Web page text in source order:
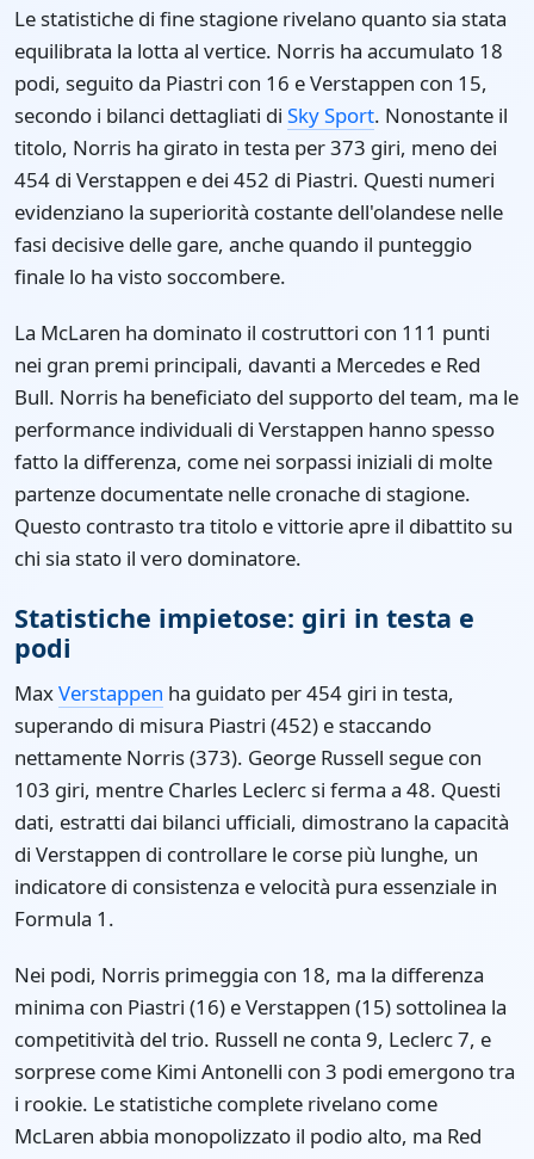
Le statistiche di fine stagione rivelano quanto sia stata
equilibrata la lotta al vertice. Norris ha accumulato 18
podi, seguito da Piastri con 16 e Verstappen con 15,
secondo i bilanci dettagliati di Sky Sport. Nonostante il
titolo, Norris ha girato in testa per 373 giri, meno dei
454 di Verstappen e dei 452 di Piastri. Questi numeri
evidenziano la superiorità costante dell'olandese nelle
fasi decisive delle gare, anche quando il punteggio
finale lo ha visto soccombere.
La McLaren ha dominato il costruttori con 111 punti
nei gran premi principali, davanti a Mercedes e Red
Bull. Norris ha beneficiato del supporto del team, ma le
performance individuali di Verstappen hanno spesso
fatto la differenza, come nei sorpassi iniziali di molte
partenze documentate nelle cronache di stagione.
Questo contrasto tra titolo e vittorie apre il dibattito su
chi sia stato il vero dominatore.
Statistiche impietose: giri in testa e
podi
MaxVerstappen ha guidato per 454 giri in testa,
superando di misura Piastri (452) e staccando
nettamente Norris (373). George Russell segue con
103 giri, mentre Charles Leclerc si ferma a 48. Questi
dati, estratti dai bilanci ufficiali, dimostrano la capacità
di Verstappen di controllare le corse più lunghe, un
indicatore di consistenza e velocità pura essenziale in
Formula 1.
Nei podi, Norris primeggia con 18, ma la differenza
minima con Piastri (16) e Verstappen (15) sottolinea la
competitività del trio. Russell ne conta 9, Leclerc 7, e
sorprese come Kimi Antonelli con 3 podi emergono tra
i rookie. Le statistiche complete rivelano come
McLaren abbia monopolizzato il podio alto, ma Red